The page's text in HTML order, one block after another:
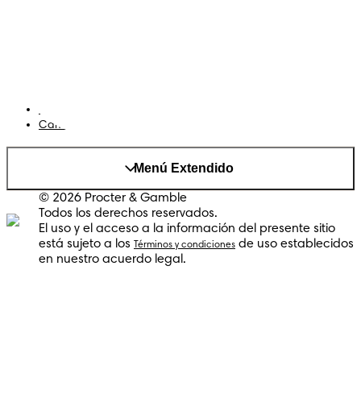
Cambiar el país/region
Menú Extendido
© 2026 Procter & Gamble
Todos los derechos reservados.
El uso y el acceso a la información del presente sitio
está sujeto a los
Términos y condiciones de uso establecidos
en nuestro acuerdo legal.